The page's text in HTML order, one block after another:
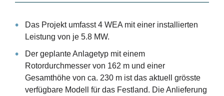
Das Projekt umfasst 4 WEA mit einer installierten
Leistung von je 5.8 MW.
Der geplante Anlagetyp mit einem
Rotordurchmesser von 162 m und einer
Gesamthöhe von ca. 230 m ist das aktuell grösste
verfügbare Modell für das Festland. Die Anlieferung